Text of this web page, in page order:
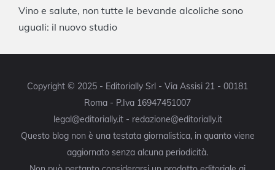
Vino e salute, non tutte le bevande alcoliche sono
uguali: il nuovo studio
Copyright © 2025 - Editorially Srl - Via Assisi 21 - 00181
Roma - P.Iva 16947451007
legal@editorially.it - redazione@editorially.it
Questo blog non è una testata giornalistica, in quanto viene
aggiornato senza alcuna periodicità.